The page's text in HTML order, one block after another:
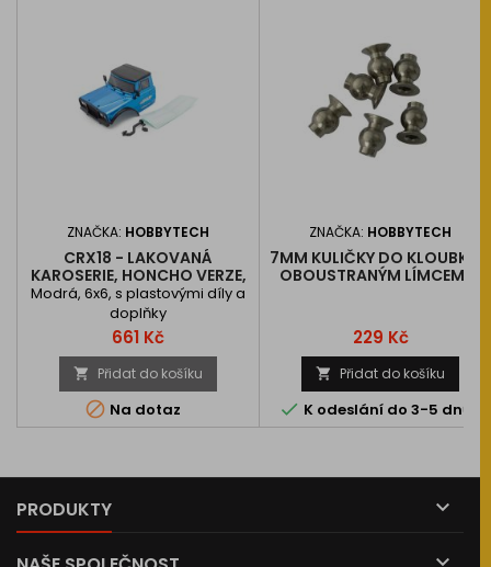
ZNAČKA: HOBBYTECH
CRX18 - LAKOVANÁ
KAROSERIE, HONCHO VERZE,
1 KS.
Modrá, 6x6, s plastovými díly a
doplňky
Cena
661 Kč
 Přidat do košíku
 Na dotaz
ZNAČKA: HOBBYTECH
7MM KULIČKY DO KLOUBKŮ S
OBOUSTRANÝM LÍMCEM, 6
Cena
229 Kč
 Přidat do košíku
 K odeslání do 3-5 dnů
PRODUKTY 